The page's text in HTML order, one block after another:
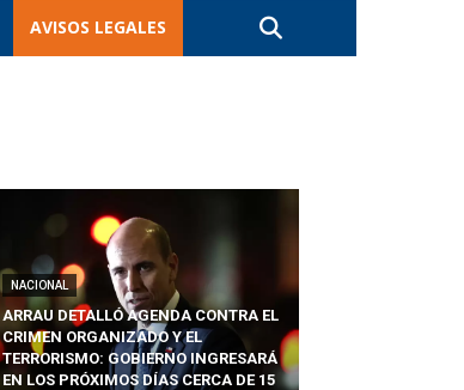
AVISOS LEGALES
NACIONAL
ARRAU DETALLÓ AGENDA CONTRA EL
CRIMEN ORGANIZADO Y EL
TERRORISMO: GOBIERNO INGRESARÁ
EN LOS PRÓXIMOS DÍAS CERCA DE 15